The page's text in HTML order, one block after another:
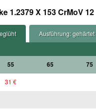
1.2379 X 153 CrMoV 12
Ausführung: gehärtet
55 65 75
31 €